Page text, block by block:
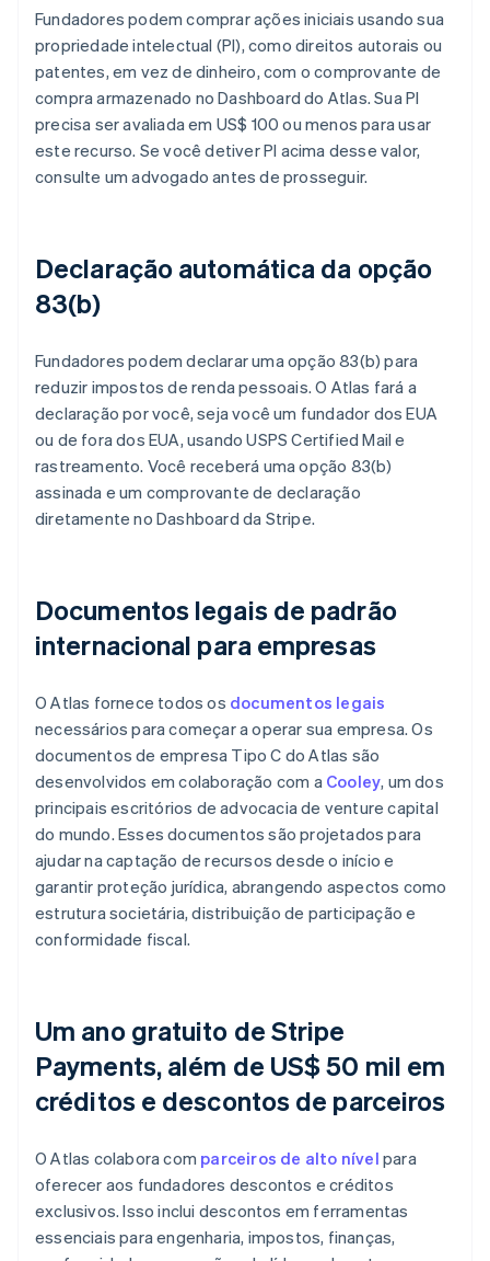
Fundadores podem comprar ações iniciais usando sua
propriedade intelectual (PI), como direitos autorais ou
patentes, em vez de dinheiro, com o comprovante de
compra armazenado no Dashboard do Atlas. Sua PI
precisa ser avaliada em US$ 100 ou menos para usar
este recurso. Se você detiver PI acima desse valor,
consulte um advogado antes de prosseguir.
Declaração automática da opção
83(b)
Fundadores podem declarar uma opção 83(b) para
reduzir impostos de renda pessoais. O Atlas fará a
declaração por você, seja você um fundador dos EUA
ou de fora dos EUA, usando USPS Certified Mail e
rastreamento. Você receberá uma opção 83(b)
assinada e um comprovante de declaração
diretamente no Dashboard da Stripe.
Documentos legais de padrão
internacional para empresas
O Atlas fornece todos os documentos legais
necessários para começar a operar sua empresa. Os
documentos de empresa Tipo C do Atlas são
desenvolvidos em colaboração com a Cooley, um dos
principais escritórios de advocacia de venture capital
do mundo. Esses documentos são projetados para
ajudar na captação de recursos desde o início e
garantir proteção jurídica, abrangendo aspectos como
estrutura societária, distribuição de participação e
conformidade fiscal.
Um ano gratuito de Stripe
Payments, além de US$ 50 mil em
créditos e descontos de parceiros
O Atlas colabora com parceiros de alto nível para
oferecer aos fundadores descontos e créditos
exclusivos. Isso inclui descontos em ferramentas
essenciais para engenharia, impostos, finanças,